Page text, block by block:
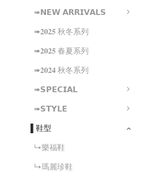
➠𝗡𝗘𝗪 𝗔𝗥𝗥𝗜𝗩𝗔𝗟𝗦
➠𝟐𝟎𝟐𝟓 秋冬系列
➠𝟐𝟎𝟐𝟓 春夏系列
➠𝟐𝟎𝟐𝟒 秋冬系列
➠𝗦𝗣𝗘𝗖𝗜𝗔𝗟
➠𝗦𝗧𝗬𝗟𝗘
▌鞋型
↳樂福鞋
↳瑪麗珍鞋